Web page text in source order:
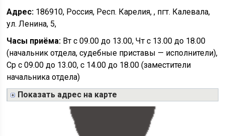
Адрес: 186910, Россия, Респ. Карелия, , пгт. Калевала,
ул. Ленина, 5,
Часы приёма: Вт с 09.00 до 13.00, Чт с 13.00 до 18.00
(начальник отдела, судебные приставы — исполнители),
Ср с 09.00 до 13.00, с 14.00 до 18.00 (заместители
начальника отдела)
Показать адрес на карте